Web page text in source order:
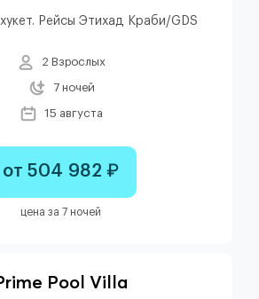
Рейсы Этихад Краби/GDS
2 Взрослых
7 ночей
15 августа
от 504 982 ₽
цена за 7 ночей
Pool Villa